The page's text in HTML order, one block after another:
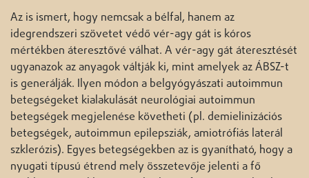
Az is ismert, hogy nemcsak a bélfal, hanem az
idegrendszeri szövetet védő vér-agy gát is kóros
mértékben áteresztővé válhat. A vér-agy gát áteresztését
ugyanazok az anyagok váltják ki, mint amelyek az ÁBSZ-t
is generálják. Ilyen módon a belgyógyászati autoimmun
betegségeket kialakulását neurológiai autoimmun
betegségek megjelenése követheti (pl. demielinizációs
betegségek, autoimmun epilepsziák, amiotrófiás laterál
szklerózis). Egyes betegségekben az is gyanítható, hogy a
nyugati típusú étrend mely összetevője jelenti a fő